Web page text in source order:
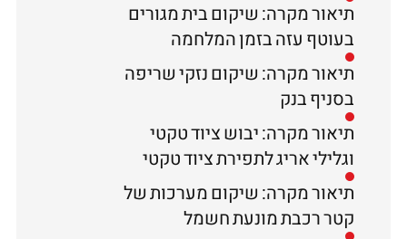
תיאור מקרה: שיקום בית מגורים
בעוטף עזה בזמן המלחמה
תיאור מקרה: שיקום נזקי שריפה
בסניף בנק
תיאור מקרה: יבוש ציוד טקטי
וגלילי אריג לתפירת ציוד טקטי
תיאור מקרה: שיקום מערכות של
קטר רכבת מונעת חשמל